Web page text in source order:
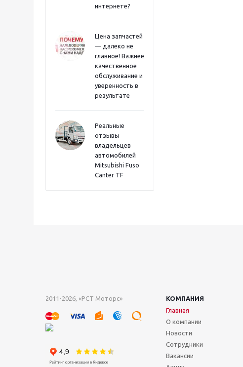
интернете?
Цена запчастей
— далеко не
главное! Важнее
качественное
обслуживание и
уверенность в
результате
Реальные
отзывы
владельцев
автомобилей
Mitsubishi Fuso
Canter TF
2011-2026, «РСТ Моторс» КОМПАНИЯ
Главная
О компании
Новости
Сотрудники
Вакансии